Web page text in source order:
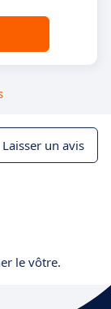
Laisser un avis
le vôtre.